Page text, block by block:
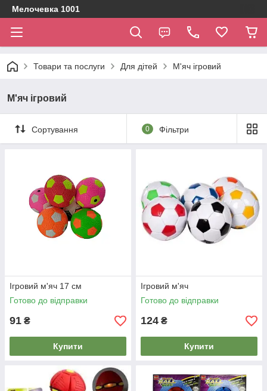
Мелочевка 1001
Товари та послуги Для дітей М'яч ігровий
М'яч ігровий
Сортування 0 Фільтри
Ігровий м'яч 17 см
Готово до відправки
91 ₴
Купити
Ігровий м'яч
Готово до відправки
124 ₴
Купити